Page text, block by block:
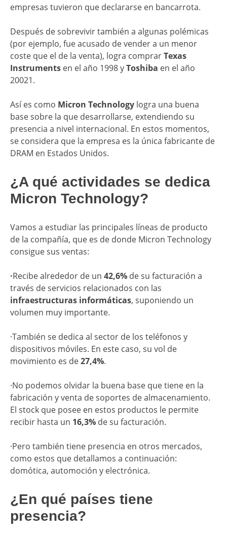
empresas tuvieron que declararse en bancarrota.
Después de sobrevivir también a algunas polémicas
(por ejemplo, fue acusado de vender a un menor
coste que el de la venta), logra comprarTexas
Instruments en el año 1998 yToshiba en el año
20021.
Así es como Micron Technology logra una buena
base sobre la que desarrollarse, extendiendo su
presencia a nivel internacional. En estos momentos,
se considera que la empresa es la única fabricante de
DRAM en Estados Unidos.
¿A qué actividades se dedica
Micron Technology?
Vamos a estudiar las principales líneas de producto
de la compañía, que es de donde Micron Technology
consigue sus ventas:
·Recibe alrededor de un 42,6% de su facturación a
través de servicios relacionados con las
infraestructuras informáticas, suponiendo un
volumen muy importante.
·También se dedica al sector de los teléfonos y
dispositivos móviles. En este caso, su vol de
movimiento es de27,4%.
·No podemos olvidar la buena base que tiene en la
fabricación y venta de soportes de almacenamiento.
El stock que posee en estos productos le permite
recibir hasta un 16,3% de su facturación.
·Pero también tiene presencia en otros mercados,
como estos que detallamos a continuación:
domótica, automoción y electrónica.
¿En qué países tiene
presencia?